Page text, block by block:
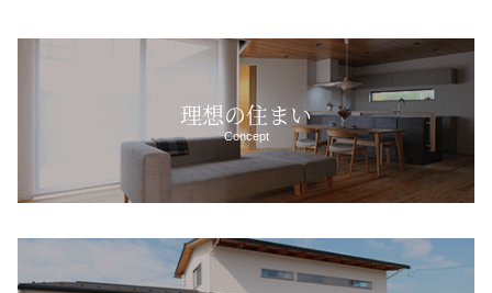
理想の住まい
Concept